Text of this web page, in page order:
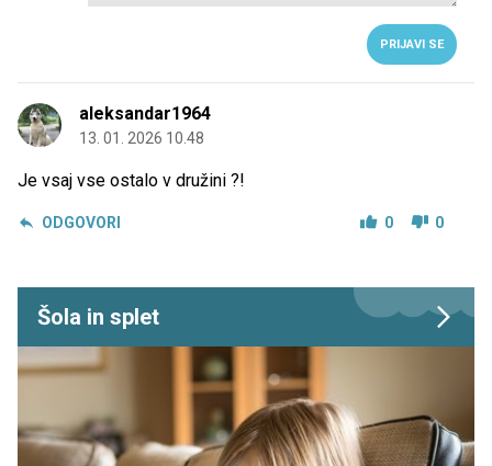
PRIJAVI SE
aleksandar1964
13. 01. 2026 10.48
Je vsaj vse ostalo v družini ?!
ODGOVORI 0 0
Šola in splet